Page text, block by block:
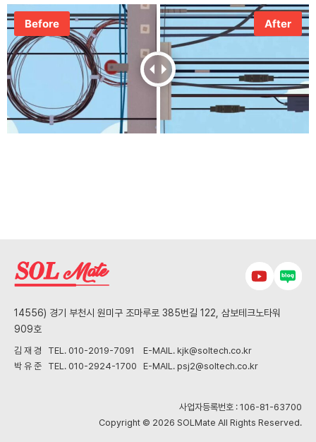
Before After
14556) 경기 부천시 원미구 조마루로 385번길 122, 삼보테크노타워
909호
김 재 경 TEL. 010-2019-7091 E-MAIL. kjk@soltech.co.kr
박 유 준 TEL. 010-2924-1700 E-MAIL. psj2@soltech.co.kr
사업자등록번호 : 106-81-63700
Copyright © 2026 SOLMate All Rights Reserved.